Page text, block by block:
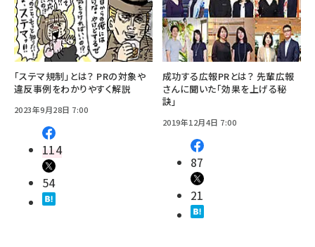
「ステマ規制」とは？ PRの対象や
違反事例をわかりやすく解説
2023年9月28日 7:00
114
54
成功する広報PRとは？ 先輩広報
さんに聞いた「効果を上げる秘
訣」
2019年12月4日 7:00
87
21